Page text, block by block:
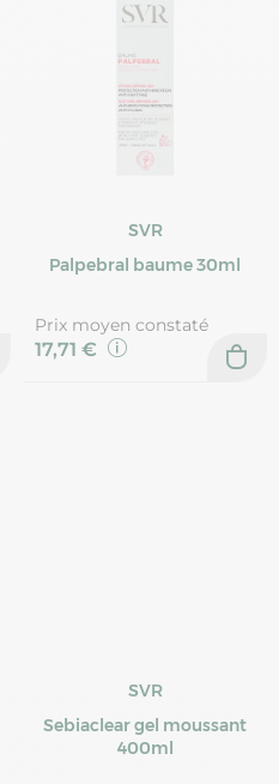
SVR
Palpebral baume 30ml
Prix moyen constaté
17,71 €
SVR
Sebiaclear gel moussant
400ml